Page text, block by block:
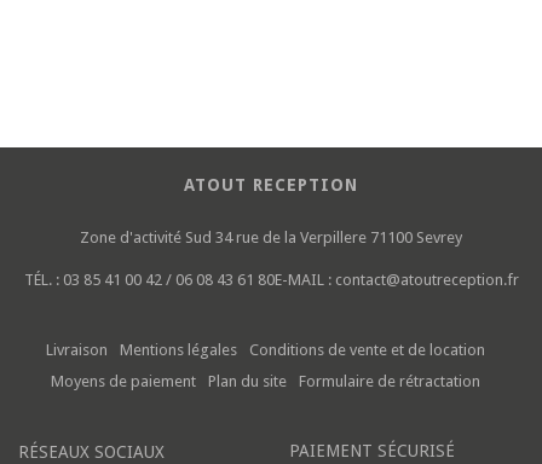
ATOUT RECEPTION
Zone d'activité Sud 34 rue de la Verpillere 71100 Sevrey
TÉL. : 03 85 41 00 42 / 06 08 43 61 80E-MAIL : contact@atoutreception.fr
Livraison Mentions légales
Conditions de vente et de location
Moyens de paiement
Plan du site Formulaire de rétractation
RÉSEAUX SOCIAUX PAIEMENT SÉCURISÉ